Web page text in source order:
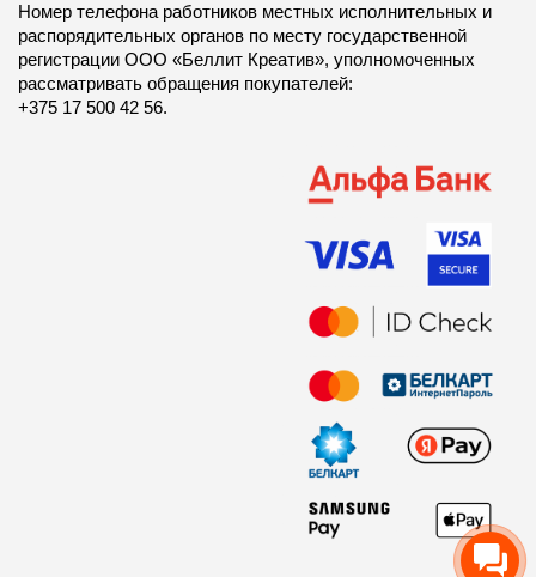
Номер телефона работников местных исполнительных и
распорядительных органов по месту государственной
регистрации ООО «Беллит Креатив», уполномоченных
рассматривать обращения покупателей:
+375 17 500 42 56.